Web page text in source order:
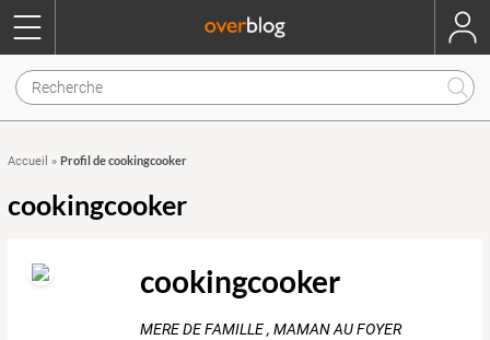
Accueil » Profil de cookingcooker
cookingcooker
cookingcooker
MERE DE FAMILLE , MAMAN AU FOYER